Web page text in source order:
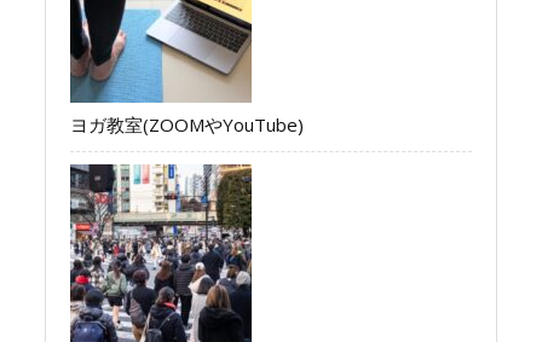
ヨガ教室(ZOOMやYouTube)